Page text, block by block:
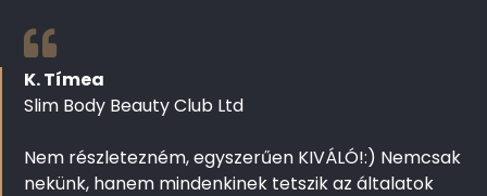
K. Tímea
Slim Body Beauty Club Ltd
Nem részletezném, egyszerűen KIVÁLÓ!:) Nemcsak
nekünk, hanem mindenkinek tetszik az általatok